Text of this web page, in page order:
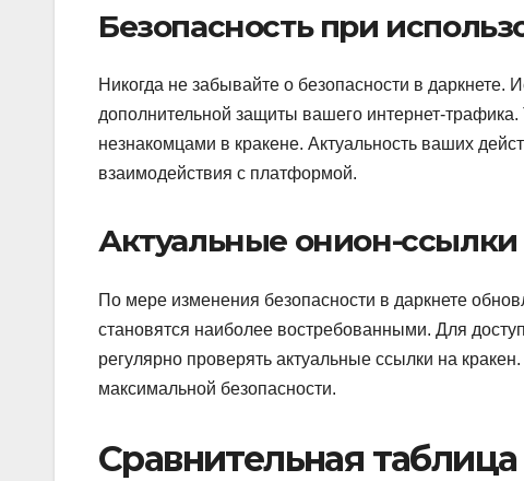
Безопасность при
Никогда не забывайте о безопасности в даркнете.
дополнительной защиты вашего интернет-
незнакомцами в кракене. Актуальность ваших
взаимодействия с платформой.
Актуальные онион-ссылки
По мере изменения безопасности в даркнете
становятся наиболее востребованными. Для
регулярно проверять актуальные ссылки на
максимальной безопасности.
Сравнительная